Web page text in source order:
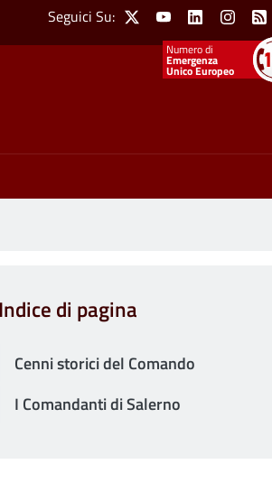
Social Menu
Seguici Su: X YoutubeLinkedinInstagram
Feed
Emergenza
Unico Europeo
Indice di pagina
Cenni storici del Comando
I Comandanti di Salerno